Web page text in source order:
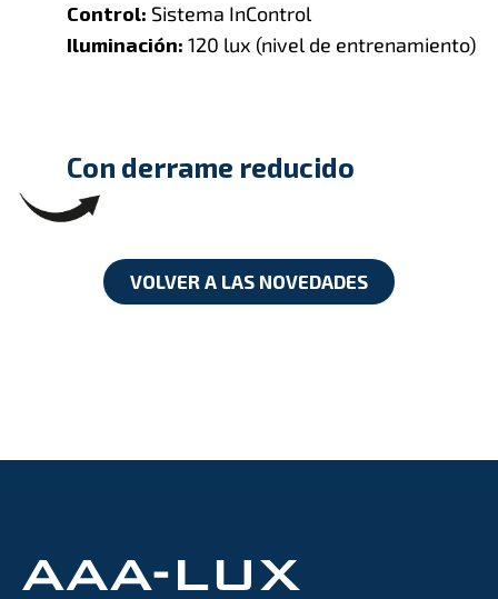
Control: Sistema InControl
Iluminación: 120 lux (nivel de entrenamiento)
Con derrame reducido
VOLVER A LAS NOVEDADES